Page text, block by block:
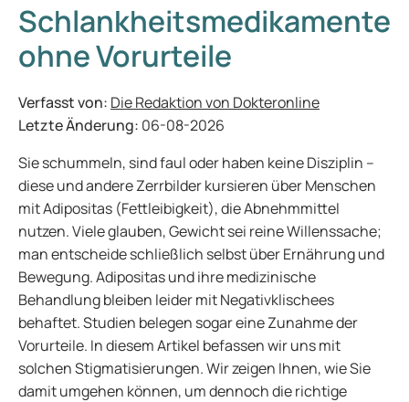
Schlankheitsmedikamente
ohne Vorurteile
Verfasst von: Die Redaktion von Dokteronline
Letzte Änderung: 06-08-2026
Sie schummeln, sind faul oder haben keine Disziplin –
diese und andere Zerrbilder kursieren über Menschen
mit Adipositas (Fettleibigkeit), die Abnehmmittel
nutzen. Viele glauben, Gewicht sei reine Willenssache;
man entscheide schließlich selbst über Ernährung und
Bewegung. Adipositas und ihre medizinische
Behandlung bleiben leider mit Negativklischees
behaftet. Studien belegen sogar eine Zunahme der
Vorurteile. In diesem Artikel befassen wir uns mit
solchen Stigmatisierungen. Wir zeigen Ihnen, wie Sie
damit umgehen können, um dennoch die richtige